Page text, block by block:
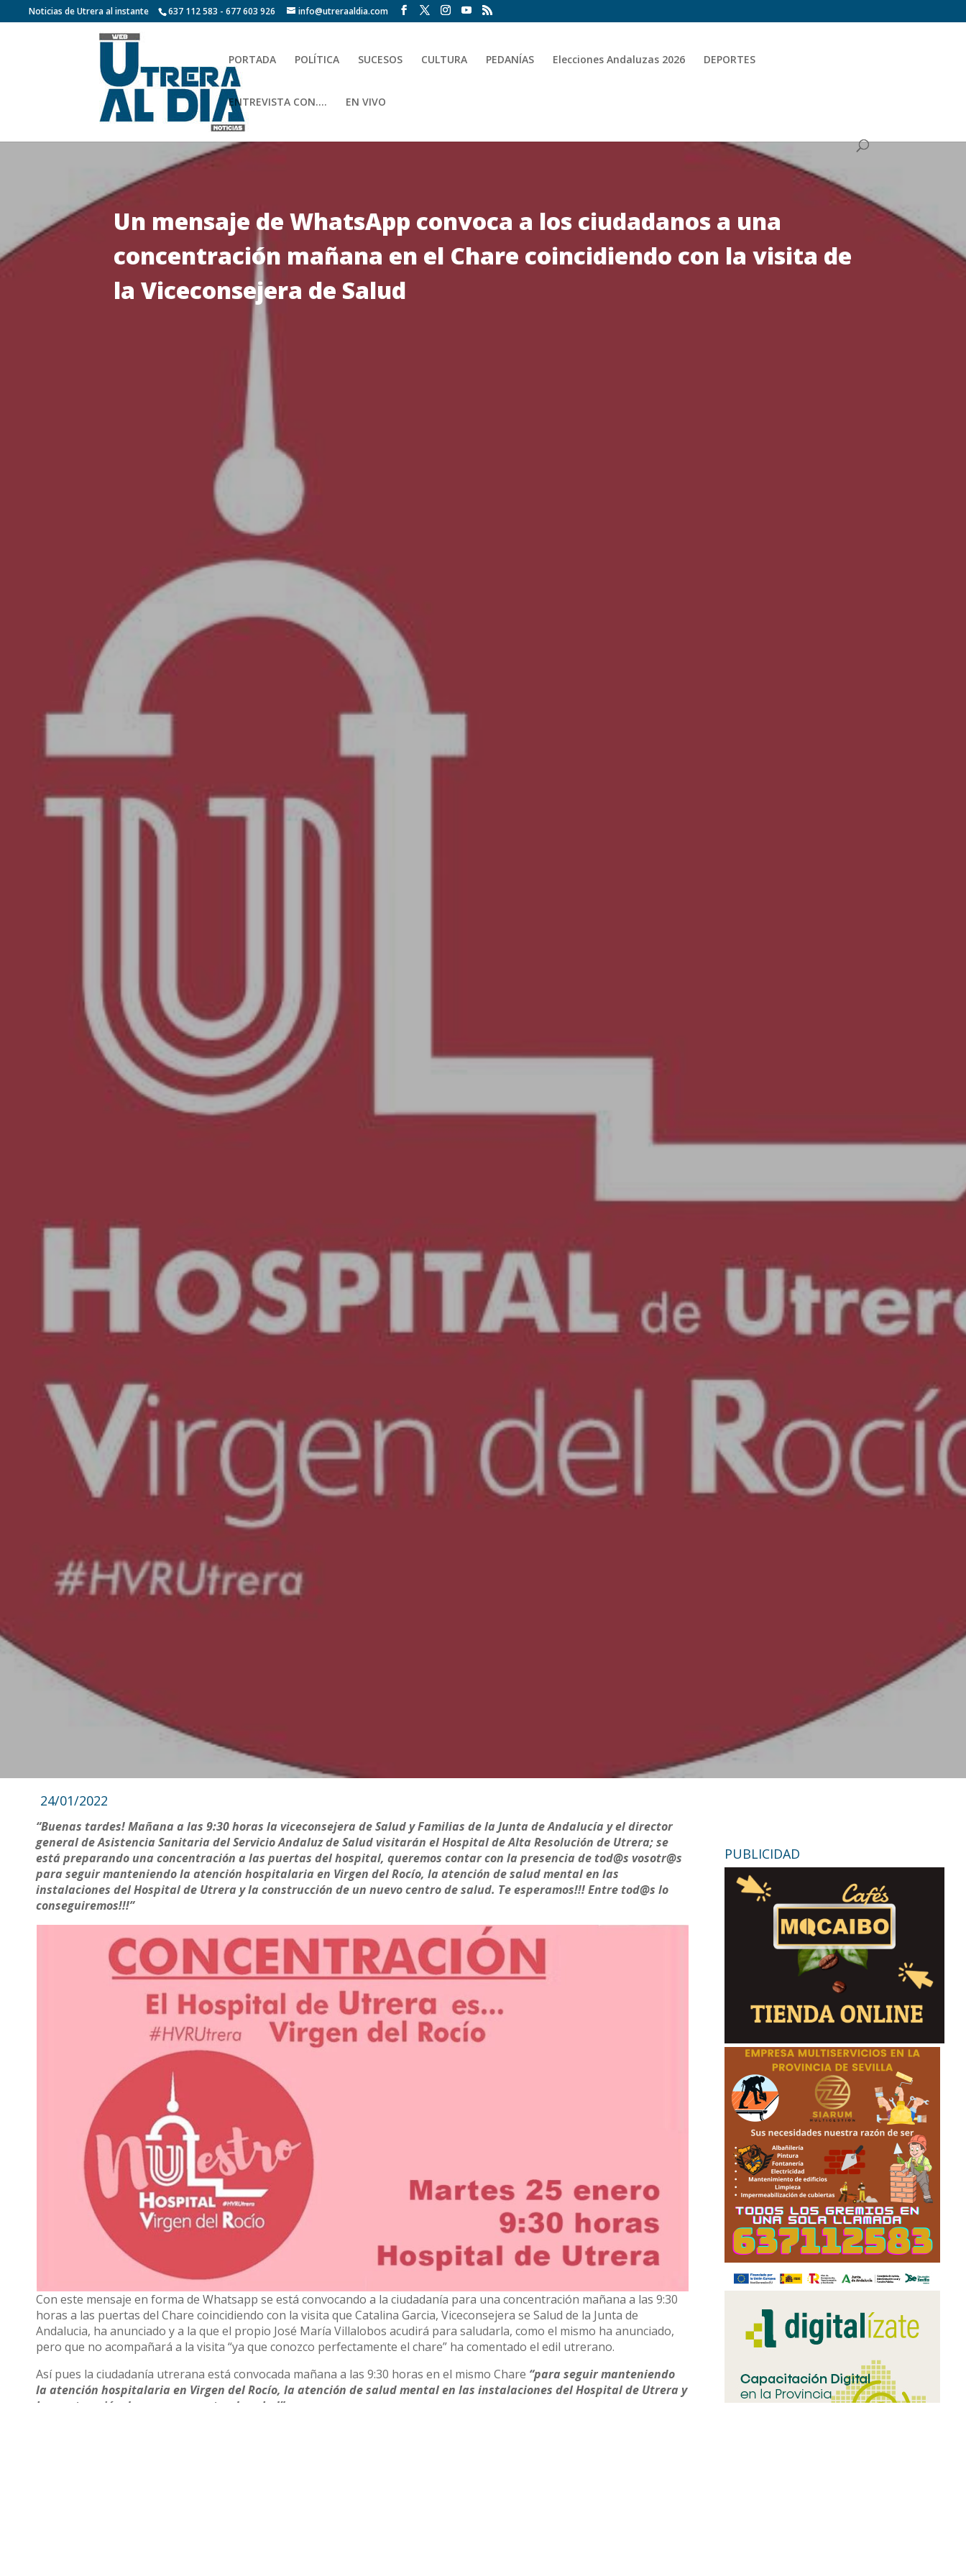
Noticias de Utrera al instante 637 112 583 - 677 603 926 info@utreraaldia.com
PORTADA POLÍTICA SUCESOS CULTURA PEDANÍAS Elecciones Andaluzas 2026 DEPORTES
ENTREVISTA CON…. EN VIVO
Un mensaje de WhatsApp convoca a los ciudadanos a una
concentración mañana en el Chare coincidiendo con la visita de
la Viceconsejera de Salud
24/01/2022
“Buenas tardes! Mañana a las 9:30 horas la viceconsejera de Salud y Familias de la Junta de Andalucía y el director
general de Asistencia Sanitaria del Servicio Andaluz de Salud visitarán el Hospital de Alta Resolución de Utrera; se
está preparando una concentración a las puertas del hospital, queremos contar con la presencia de tod@s vosotr@s
para seguir manteniendo la atención hospitalaria en Virgen del Rocío, la atención de salud mental en las
instalaciones del Hospital de Utrera y la construcción de un nuevo centro de salud. Te esperamos!!! Entre tod@s lo
conseguiremos!!!”
Con este mensaje en forma de Whatsapp se está convocando a la ciudadanía para una concentración mañana a las 9:30
horas a las puertas del Chare coincidiendo con la visita que Catalina Garcia, Viceconsejera se Salud de la Junta de
Andalucia, ha anunciado y a la que el propio José María Villalobos acudirá para saludarla, como el mismo ha anunciado,
pero que no acompañará a la visita “ya que conozco perfectamente el chare” ha comentado el edil utrerano.
Así pues la ciudadanía utrerana está convocada mañana a las 9:30 horas en el mismo Chare “para seguir manteniendo
la atención hospitalaria en Virgen del Rocío, la atención de salud mental en las instalaciones del Hospital de Utrera y
la construcción de un nuevo centro de salud”.
PUBLICIDAD